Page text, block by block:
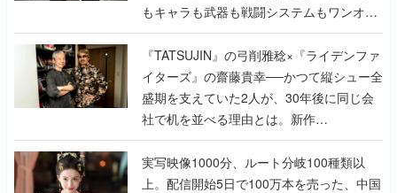
もキャラも武器も戦闘システムもワンオフ
で作り込まれた理由を両ディレクターに聞
く
『TATSUJIN』の弓削雅稔×『ライデンファ
イターズ』の齋藤貴幸──かつて縦シュー全
盛期を支えていた2人が、30年後に同じ会
社で机を並べる理由とは。新作
『TATSUJIN EXTREME』で初タッグを組
んだレジェンド2人に訊く開発秘話
実写映像1000分、ルート分岐100種類以
上。配信開始5日で100万本を売った、中国